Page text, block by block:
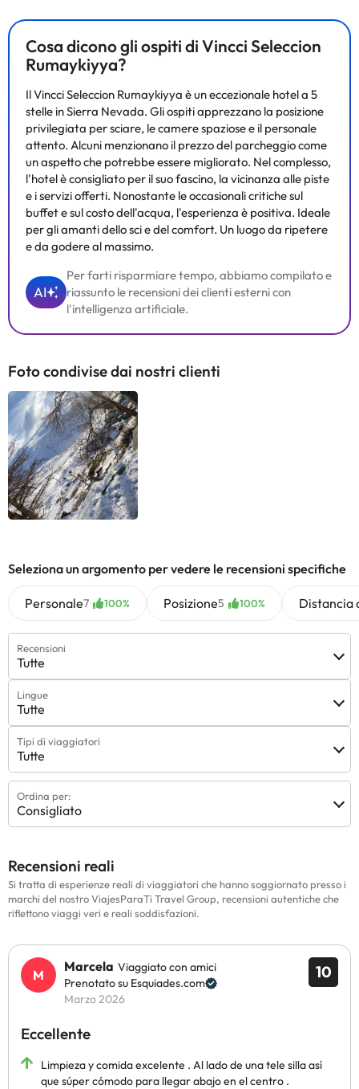
essere a pagamento. Si prega di verificare con la reception
all'arrivo. Queste informazioni sono soggette a modifiche da
parte della struttura ricettiva.
Alcuni dei servizi indicati potrebbero essere a pagamento. Puoi
consultare le relative tariffe direttamente presso la struttura.
Tutte le informazioni presenti in questa pagina sono soggette a
modifiche da parte della struttura. Se hai dubbi, contattaci.
Cosa dicono gli ospiti di Vincci Seleccion
Rumaykiyya?
Il Vincci Seleccion Rumaykiyya è un eccezionale hotel a 5
stelle in Sierra Nevada. Gli ospiti apprezzano la posizione
privilegiata per sciare, le camere spaziose e il personale
attento. Alcuni menzionano il prezzo del parcheggio come
un aspetto che potrebbe essere migliorato. Nel complesso,
l'hotel è consigliato per il suo fascino, la vicinanza alle piste
e i servizi offerti. Nonostante le occasionali critiche sul
buffet e sul costo dell'acqua, l'esperienza è positiva. Ideale
per gli amanti dello sci e del comfort. Un luogo da ripetere
e da godere al massimo.
AI
Per farti risparmiare tempo, abbiamo compilato e
riassunto le recensioni dei clienti esterni con
l'intelligenza artificiale.
Foto condivise dai nostri clienti
Seleziona un argomento per vedere le recensioni specifiche
Personale7 100% Posizione5 100% Distancia
Recensioni
Tutte
Lingue
Tutte
Tipi di viaggiatori
Tutte
Ordina per:
Consigliato
Recensioni reali
Si tratta di esperienze reali di viaggiatori che hanno soggiornato presso i
marchi del nostro ViajesParaTi Travel Group, recensioni autentiche che
riflettono viaggi veri e reali soddisfazioni.
10
Marcela Viaggiato con amici
Prenotato su Esquiades.com
Marzo 2026
Eccellente
Limpieza y comida excelente . Al lado de una tele silla así
que súper cómodo para llegar abajo en el centro .